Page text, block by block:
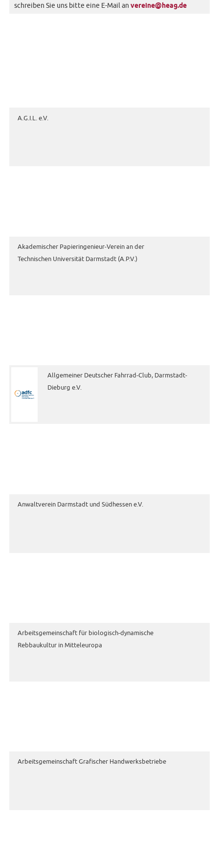
schreiben Sie uns bitte eine E-Mail anvereine@heag.de
A.G.I.L. e.V.
Akademischer Papieringenieur-Verein an der
Technischen Universität Darmstadt (A.P.V.)
Allgemeiner Deutscher Fahrrad-Club, Darmstadt-
Dieburg e.V.
Anwaltverein Darmstadt und Südhessen e.V.
Arbeitsgemeinschaft für biologisch-dynamische
Rebbaukultur in Mitteleuropa
Arbeitsgemeinschaft Grafischer Handwerksbetriebe